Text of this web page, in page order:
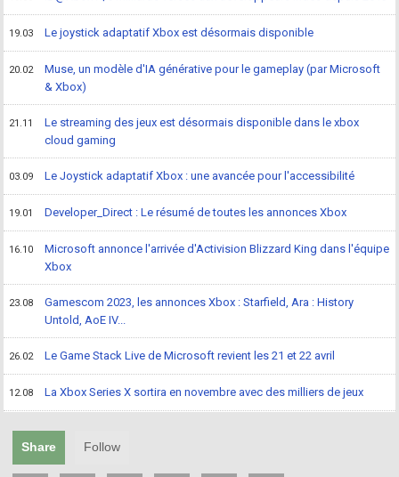
19.03 Le joystick adaptatif Xbox est désormais disponible
20.02
Muse, un modèle d'IA générative pour le gameplay (par Microsoft
& Xbox)
21.11
Le streaming des jeux est désormais disponible dans le xbox
cloud gaming
03.09 Le Joystick adaptatif Xbox : une avancée pour l'accessibilité
19.01 Developer_Direct : Le résumé de toutes les annonces Xbox
16.10
Microsoft annonce l'arrivée d'Activision Blizzard King dans l'équipe
Xbox
23.08
Gamescom 2023, les annonces Xbox : Starfield, Ara : History
Untold, AoE IV...
26.02 Le Game Stack Live de Microsoft revient les 21 et 22 avril
12.08 La Xbox Series X sortira en novembre avec des milliers de jeux
Share Follow